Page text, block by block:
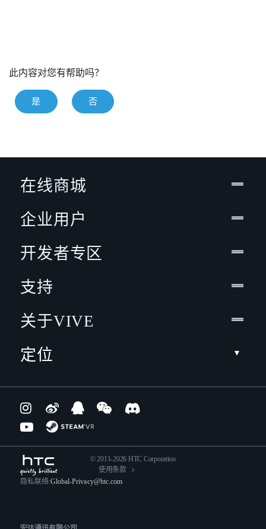
此内容对您有帮助吗？
是 否
在线商城
企业用户
开发者专区
支持
关于VIVE
定位
© 2011-2026 HTC Corporation
使用条款
隐私联络:Global-Privacy@htc.com